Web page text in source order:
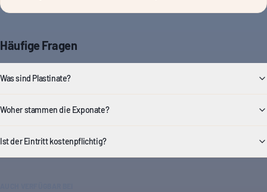
Häufige Fragen
Was sind Plastinate?
Woher stammen die Exponate?
Ist der Eintritt kostenpflichtig?